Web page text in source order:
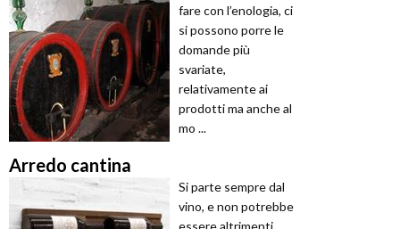
fare con l’enologia, ci
si possono porre le
domande più
svariate,
relativamente ai
prodotti ma anche al
mo ...
Arredo cantina
Si parte sempre dal
vino, e non potrebbe